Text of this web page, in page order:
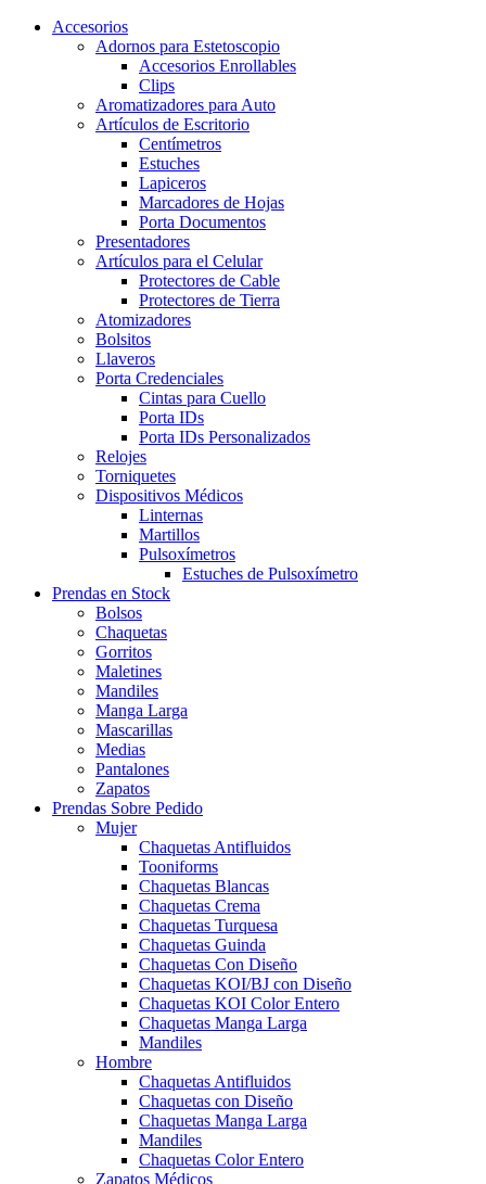
Accesorios
Adornos para Estetoscopio
Accesorios Enrollables
Clips
Aromatizadores para Auto
Artículos de Escritorio
Centímetros
Estuches
Lapiceros
Marcadores de Hojas
Porta Documentos
Presentadores
Artículos para el Celular
Protectores de Cable
Protectores de Tierra
Atomizadores
Bolsitos
Llaveros
Porta Credenciales
Cintas para Cuello
Porta IDs
Porta IDs Personalizados
Relojes
Torniquetes
Dispositivos Médicos
Linternas
Martillos
Pulsoxímetros
Estuches de Pulsoxímetro
Prendas en Stock
Bolsos
Chaquetas
Gorritos
Maletines
Mandiles
Manga Larga
Mascarillas
Medias
Pantalones
Zapatos
Prendas Sobre Pedido
Mujer
Chaquetas Antifluidos
Tooniforms
Chaquetas Blancas
Chaquetas Crema
Chaquetas Turquesa
Chaquetas Guinda
Chaquetas Con Diseño
Chaquetas KOI/BJ con Diseño
Chaquetas KOI Color Entero
Chaquetas Manga Larga
Mandiles
Hombre
Chaquetas Antifluidos
Chaquetas con Diseño
Chaquetas Manga Larga
Mandiles
Chaquetas Color Entero
Zapatos Médicos